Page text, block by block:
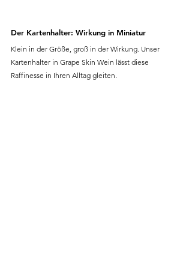
Der Kartenhalter: Wirkung in Miniatur
Klein in der Größe, groß in der Wirkung. Unser
Kartenhalter in Grape Skin Wein lässt diese
Raffinesse in Ihren Alltag gleiten.